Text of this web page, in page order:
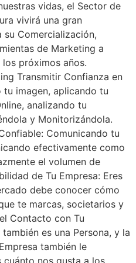
vidas, el Sector de
vivirá una gran
Comercialización,
de Marketing a
próximos años.
Transmitir Confianza en
tu imagen, aplicando tu
analizando tu
y Monitorizándola.
Comunicando tu
efectivamente como
el volumen de
de Tu Empresa: Eres
debe conocer cómo
te marcas, societarios y
Contacto con Tu
es una Persona, y la
también le
nos gusta a los